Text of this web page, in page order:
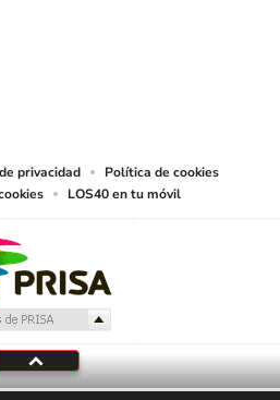
privacidad
Política de cookies
LOS40 en tu móvil